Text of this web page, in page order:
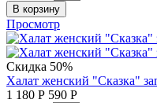
В корзину
Просмотр
Скидка 50%
Халат женский "Сказка"
1 180 Р 590 Р